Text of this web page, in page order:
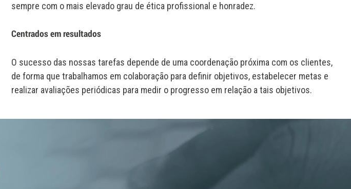
sempre com o mais elevado grau de ética profissional e honradez.
Centrados em resultados
O sucesso das nossas tarefas depende de uma coordenação próxima com os clientes,
de forma que trabalhamos em colaboração para definir objetivos, estabelecer metas e
realizar avaliações periódicas para medir o progresso em relação a tais objetivos.